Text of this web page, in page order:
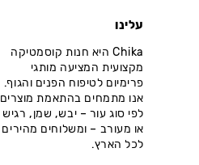
עלינו
Chika היא חנות קוסמטיקה
מקצועית המציעה מותגי
פרימיום לטיפוח הפנים והגוף.
אנו מתמחים בהתאמת מוצרים
לפי סוג עור – יבש, שמן, רגיש
או מעורב – ומשלוחים מהירים
לכל הארץ.